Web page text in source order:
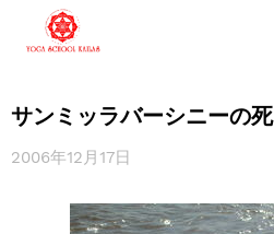
サンミッラバーシニーの死
2006年12月17日